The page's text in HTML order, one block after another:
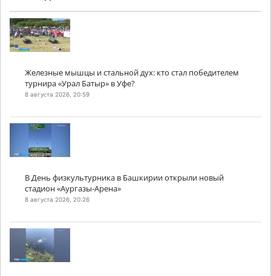
Железные мышцы и стальной дух: кто стал победителем
турнира «Урал Батыр» в Уфе?
8 августа 2026, 20:59
В День физкультурника в Башкирии открыли новый
стадион «Аургазы-Арена»
8 августа 2026, 20:26